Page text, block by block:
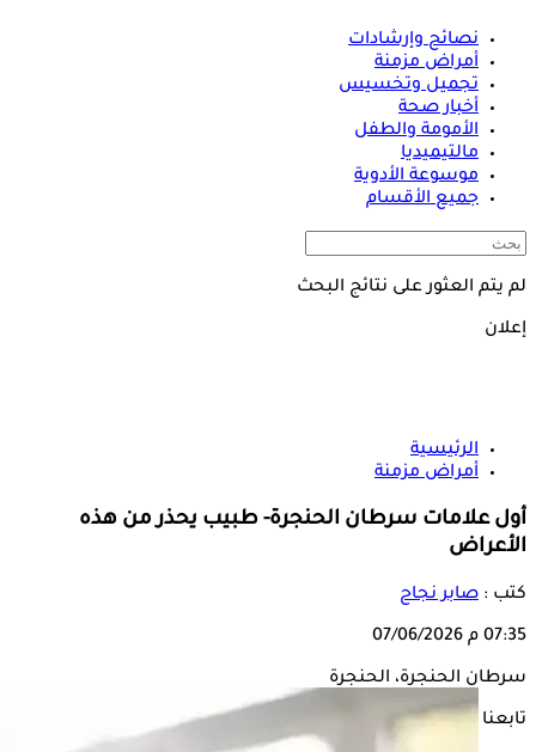
نصائح وإرشادات
أمراض مزمنة
تجميل وتخسيس
أخبار صحة
الأمومة والطفل
مالتيميديا
موسوعة الأدوية
جميع الأقسام
لم يتم العثور على نتائج البحث
إعلان
الرئيسية
أمراض مزمنة
أول علامات سرطان الحنجرة- طبيب يحذر من هذه
الأعراض
كتب : صابر نجاح
07:35 م 07/06/2026
سرطان الحنجرة، الحنجرة
تابعنا على